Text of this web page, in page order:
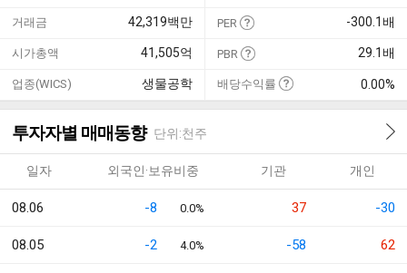
거래금 42,319백만 PER -300.1배
시가총액 41,505억 PBR 29.1배
업종(WICS) 생물공학 배당수익률 0.00%
투자자별 매매동향 단위:천주
일자 외국인·보유비중 기관 개인
08.06 -8 0.0% 37 -30
08.05 -2 4.0% -58 62